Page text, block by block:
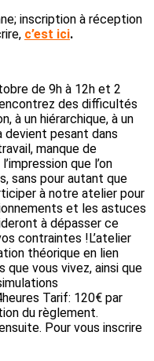
inscription à réception
c’est ici.
de 9h à 12h et 2
des difficultés
à un hiérarchique, à un
devient pesant dans
manque de
que l’on
sans pour autant que
à notre atelier pour
et les astuces
à dépasser ce
contraintes !L’atelier
théorique en lien
vous vivez, ainsi que
Tarif: 120€ par
du règlement.
Pour vous inscrire